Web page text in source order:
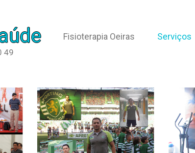
49
Fisioterapia Oeiras Serviços